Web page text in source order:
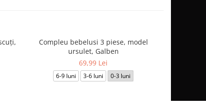
Compleu bebelusi 3 piese, model
ursulet, Galben
69,99 Lei
6-9 luni 3-6 luni 0-3 luni